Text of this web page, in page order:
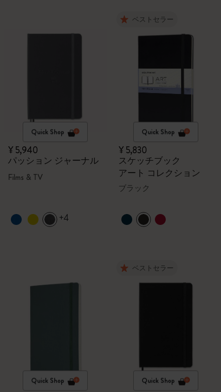
Quick Shop
¥ 5,940
パッション ジャーナル
Films & TV
+4
ベストセラー
Quick Shop
¥ 5,830
スケッチブック
アート コレクション
ブラック
Quick Shop
ベストセラー
Quick Shop